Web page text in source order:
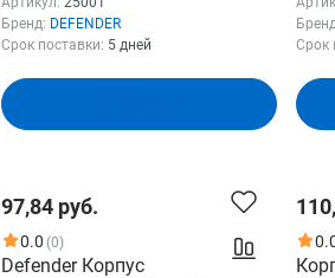
25001 DEFENDER
Бренд: DEFENDER
Срок поставки: 5 дней
Срок
97,84 руб.
0.0 (0)
Defender Корпус